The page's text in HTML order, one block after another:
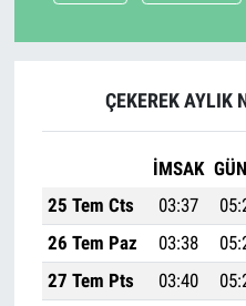
ÇEKEREK AYLIK
İMSAK
25 Tem Cts
03:37
26 Tem Paz
03:38
27 Tem Pts
03:40